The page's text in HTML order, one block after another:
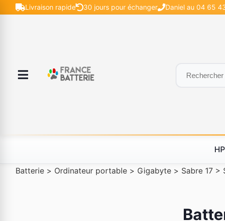
Livraison rapide 30 jours pour échanger Daniel au 04 65
HP
Batterie > Ordinateur portable > Gigabyte > Sabre 17 >